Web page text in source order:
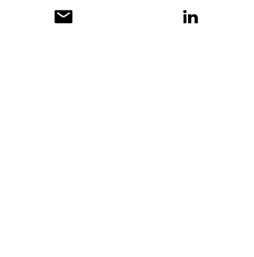
+41 58 433 68 68